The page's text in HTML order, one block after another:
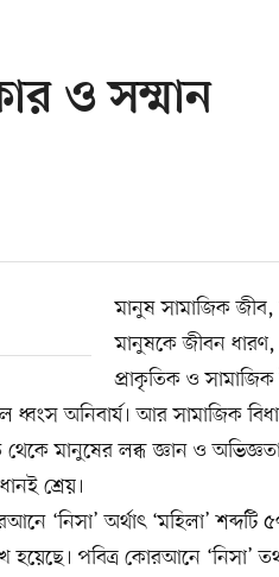
ও সম্মান
মানুষ সামাজিক
মানুষকে জীবন ধারণ,
প্রাকৃতিক ও
ধ্বংস অনিবার্য। আর সামাজিক
মানুষের লব্ধ জ্ঞান ও
শ্রেয়।
‘নিসা’ অর্থাৎ ‘মহিলা’ শব্দটি
হয়েছে। পবিত্র কোরআনে ‘নিসা’